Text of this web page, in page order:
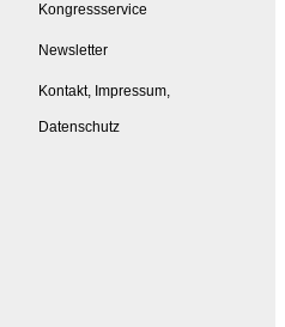
Kongressservice
Newsletter
Kontakt, Impressum,
Datenschutz